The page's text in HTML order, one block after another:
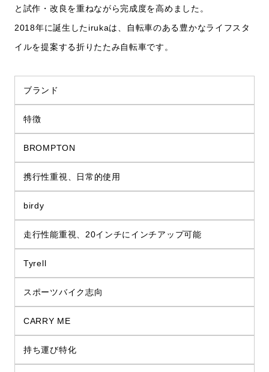
と試作・改良を重ねながら完成度を高めました。
2018年に誕生したirukaは、自転車のある豊かなライフスタ
イルを提案する折りたたみ自転車です。
ブランド
特徴
BROMPTON
携行性重視、日常的使用
birdy
走行性能重視、20インチにインチアップ可能
Tyrell
スポーツバイク志向
CARRY ME
持ち運び特化